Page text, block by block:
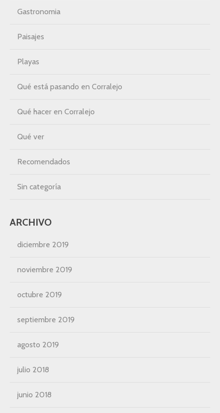
Gastronomia
Paisajes
Playas
Qué está pasando en Corralejo
Qué hacer en Corralejo
Qué ver
Recomendados
Sin categoría
ARCHIVO
diciembre 2019
noviembre 2019
octubre 2019
septiembre 2019
agosto 2019
julio 2018
junio 2018